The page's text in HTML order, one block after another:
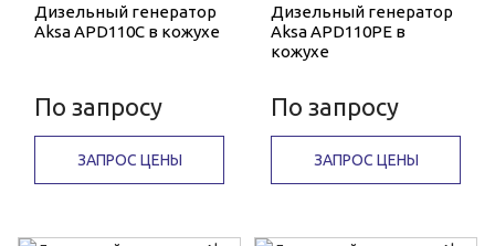
Дизельный генератор
Aksa APD110C в кожухе
По запросу
ЗАПРОС ЦЕНЫ
Дизельный генератор
Aksa APD110PE в
кожухе
По запросу
ЗАПРОС ЦЕНЫ